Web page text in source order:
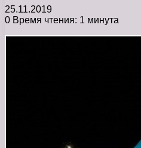
25.11.2019
0 Время чтения: 1 минута